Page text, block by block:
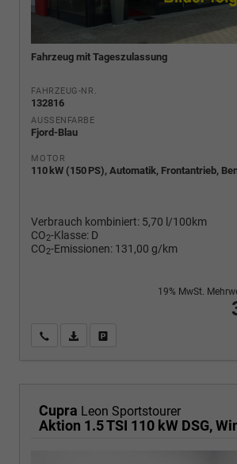
Fahrzeug mit Tageszulassung
FAHRZEUG-NR.
132816
AUSSENFARBE
Fjord-Blau
MOTOR
110 kW (150 PS), Automatik, Frontantrieb,
Verbrauch kombiniert: 5,70 l/100km
CO2-Klasse: D
CO2-Emissionen: 131,00 g/km
19% MwSt.
Wir rufen Sie anPDF-Fahrzeugexposé drucken
Cupra Leon Sportstourer